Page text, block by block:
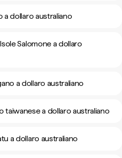
a dollaro australiano
Salomone a dollaro
a dollaro australiano
taiwanese a dollaro australiano
a dollaro australiano